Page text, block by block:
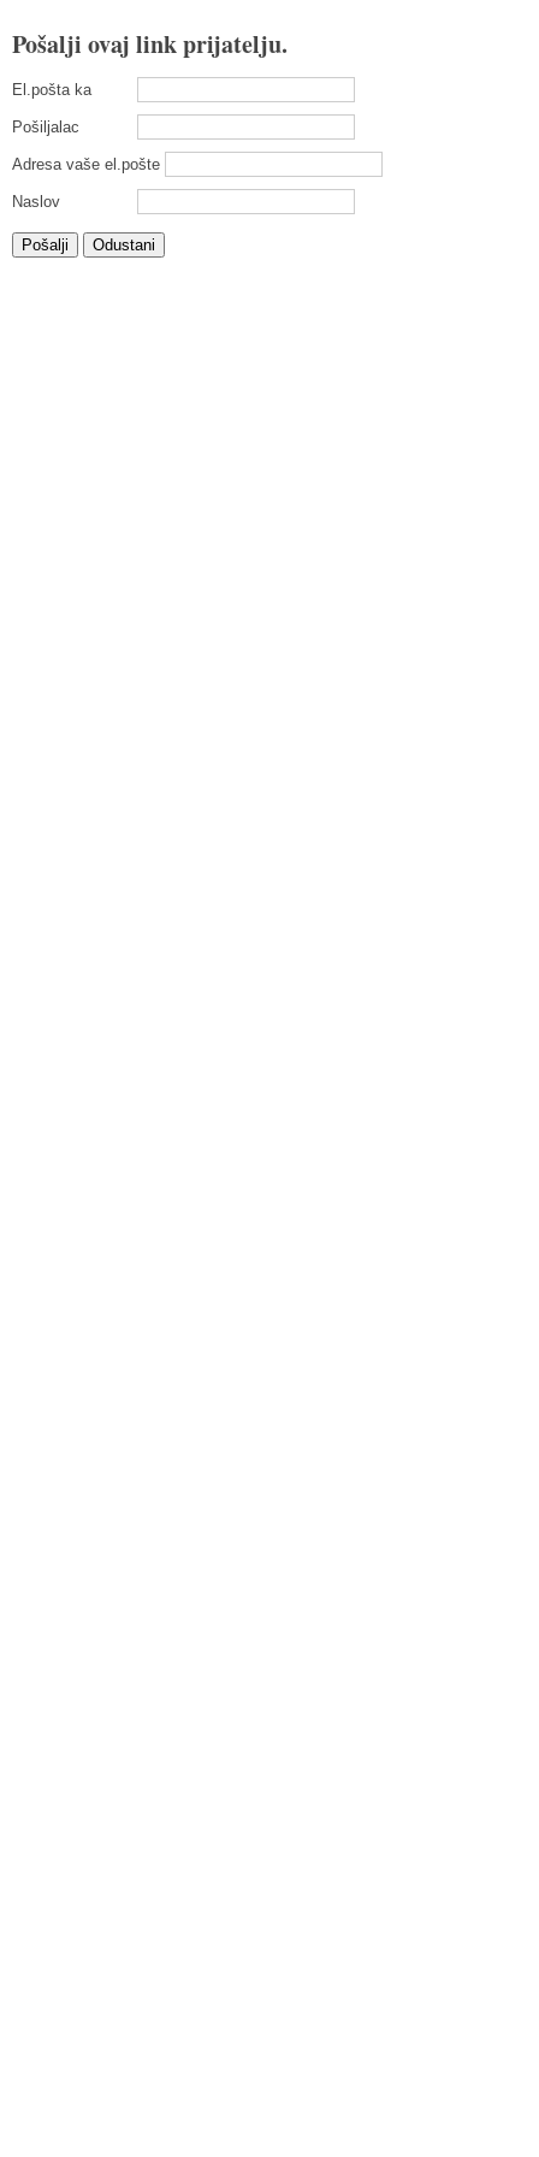
Pošalji ovaj link prijatelju.
El.pošta ka
Pošiljalac
Adresa vaše el.pošte
Naslov
Pošalji Odustani